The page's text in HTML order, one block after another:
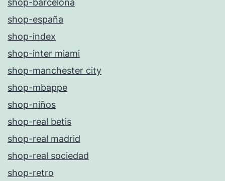
shop-barcelona
shop-españa
shop-index
shop-inter miami
shop-manchester city
shop-mbappe
shop-niños
shop-real betis
shop-real madrid
shop-real sociedad
shop-retro